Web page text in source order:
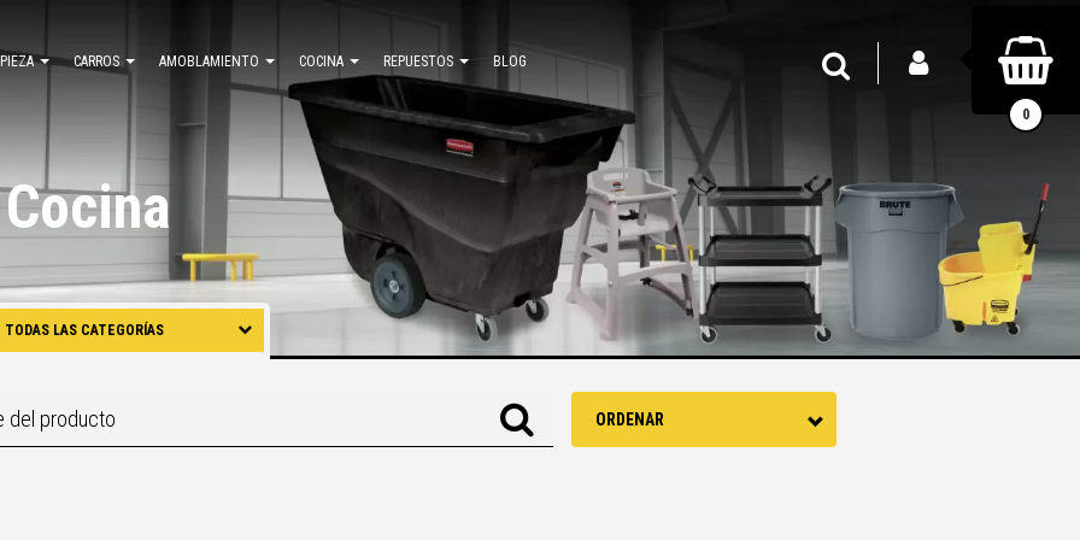
CARROS AMOBLAMIENTO COCINA REPUESTOS BLOG INICIAR SESIÓN
0
TODAS LAS CATEGORÍAS
CARROS
ORDENAR